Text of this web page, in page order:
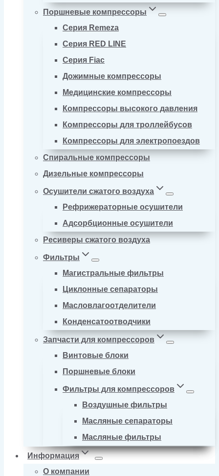
Поршневые компрессоры
Серия Remeza
Серия RED LINE
Серия Fiac
Дожимные компрессоры
Медицинские компрессоры
Компрессоры высокого давления
Компрессоры для троллейбусов
Компрессоры для электропоездов
Спиральные компрессоры
Дизельные компрессоры
Осушители сжатого воздуха
Рефрижераторные осушители
Адсорбционные осушители
Ресиверы сжатого воздуха
Фильтры
Магистральные фильтры
Циклонные сепараторы
Масловлагоотделители
Конденсатоотводчики
Запчасти для компрессоров
Винтовые блоки
Поршневые блоки
Фильтры для компрессоров
Воздушные фильтры
Масляные сепараторы
Масляные фильтры
Информация
О компании